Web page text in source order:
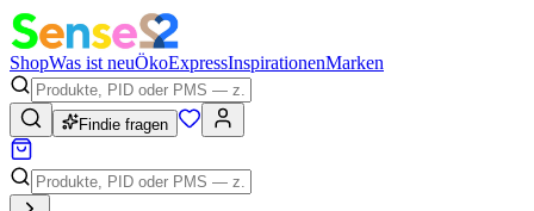
ShopWas ist neuÖkoExpressInspirationenMarken
Findie fragen